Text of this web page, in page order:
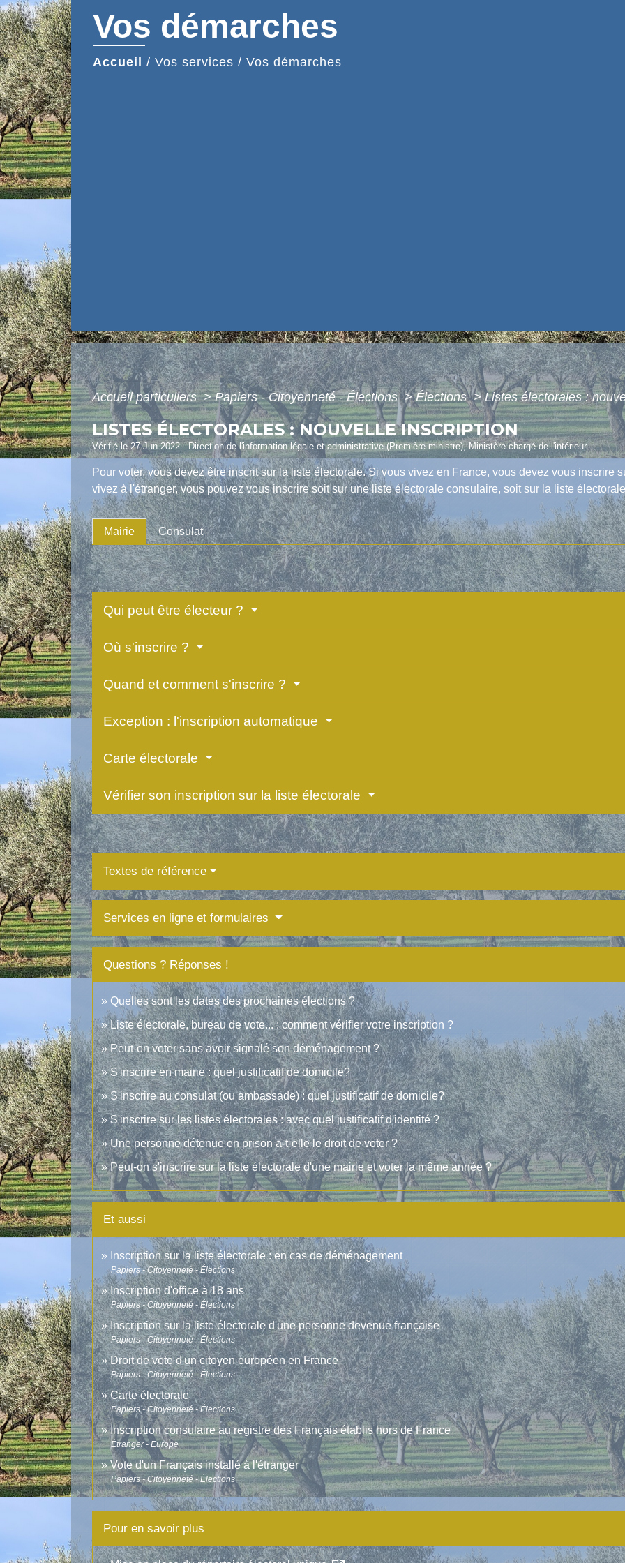
Vos démarches
Accueil / Vos services / Vos démarches
Accueil particuliers> Papiers - Citoyenneté - Élections> Élections> Listes électorales :
LISTES ÉLECTORALES : NOUVELLE INSCRIPTION
Vérifié le 27 Jun 2022 - Direction de l'information légale et administrative (Première ministre), Ministère chargé de l'intérieur
Pour voter, vous devez être inscrit sur la liste électorale. Si vous vivez en France, vous devez vous inscrire
vivez à l'étranger, vous pouvez vous inscrire soit sur une liste électorale consulaire, soit sur la liste
Mairie Consulat
Qui peut être électeur ?
Où s'inscrire ?
Quand et comment s'inscrire ?
Exception : l'inscription automatique
Carte électorale
Vérifier son inscription sur la liste électorale
Textes de référence
Services en ligne et formulaires
Questions ? Réponses !
Quelles sont les dates des prochaines élections ?
Liste électorale, bureau de vote... : comment vérifier votre inscription ?
Peut-on voter sans avoir signalé son déménagement ?
S'inscrire en mairie : quel justificatif de domicile?
S'inscrire au consulat (ou ambassade) : quel justificatif de domicile?
S'inscrire sur les listes électorales : avec quel justificatif d'identité ?
Une personne détenue en prison a-t-elle le droit de voter ?
Peut-on s'inscrire sur la liste électorale d'une mairie et voter la même année ?
Et aussi
Inscription sur la liste électorale : en cas de déménagement
Papiers - Citoyenneté - Élections
Inscription d'office à 18 ans
Papiers - Citoyenneté - Élections
Inscription sur la liste électorale d'une personne devenue française
Papiers - Citoyenneté - Élections
Droit de vote d'un citoyen européen en France
Papiers - Citoyenneté - Élections
Carte électorale
Papiers - Citoyenneté - Élections
Inscription consulaire au registre des Français établis hors de France
Étranger - Europe
Vote d'un Français installé à l'étranger
Papiers - Citoyenneté - Élections
Pour en savoir plus